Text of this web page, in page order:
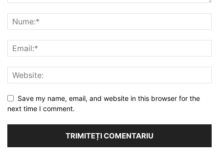
Save my name, email, and website in this browser for the
next time I comment.